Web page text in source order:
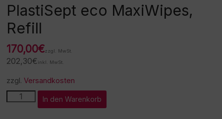
PlastiSept eco MaxiWipes,
Refill
170,00€zzgl. MwSt.
202,30€ inkl. MwSt.
zzgl.Versandkosten
PlastiSept
eco
In den Warenkorb
l